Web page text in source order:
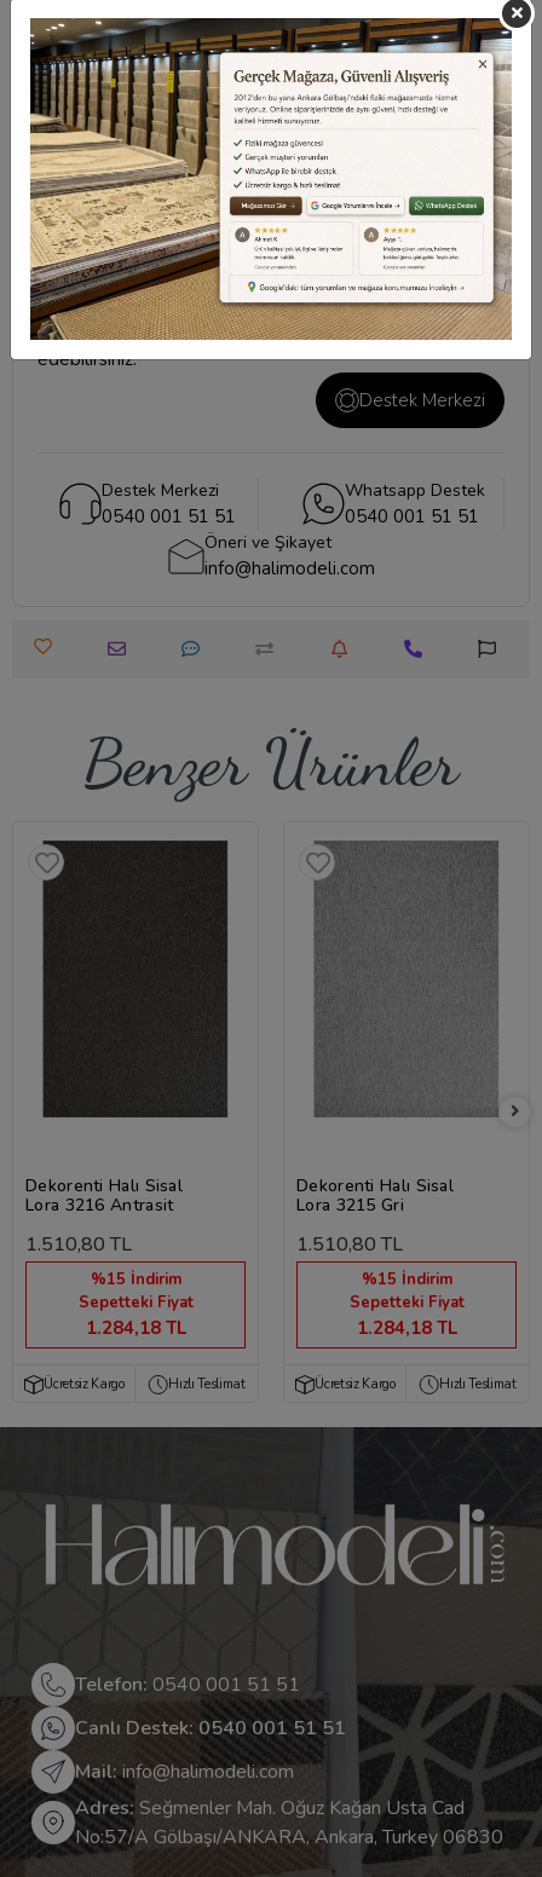
Taksit Seçenekleri
Değerlendirmeler
Destek Merkezi
Aklınızdaki soruların yanıtları ve önemli konuların
cevapları içindestek merkezisayfamızı ziyaret
edebilirsiniz.
Destek Merkezi
Destek Merkezi
0540 001 51 51
Whatsapp Destek
0540 001 51 51
Öneri ve Şikayet
info@halimodeli.com
Benzer Ürünler
Dekorenti Halı Sisal
Lora 3216 Antrasit
1.510,80 TL
%15 İndirim
Sepetteki Fiyat
1.284,18 TL
Ücretsiz Kargo Hızlı Teslimat
Dekorenti Halı Sisal
Lora 3215 Gri
1.510,80 TL
%15 İndirim
Sepetteki Fiyat
1.284,18 TL
Ücretsiz Kargo Hızlı Teslimat
Telefon: 0540 001 51 51
Canlı Destek: 0540 001 51 51
Mail:info@halimodeli.com
Adres: Seğmenler Mah. Oğuz Kağan Usta Cad
No:57/A Gölbaşı/ANKARA, Ankara, Turkey 06830